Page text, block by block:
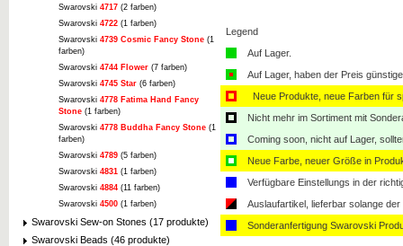
Swarovski 4717 (2 farben)
Swarovski 4722 (1 farben)
Swarovski 4739 Cosmic Fancy Stone (1
farben)
Swarovski 4744 Flower (7 farben)
Swarovski 4745 Star (6 farben)
Swarovski 4778 Fatima Hand Fancy
Stone (1 farben)
Swarovski 4778 Buddha Fancy Stone (1
farben)
Swarovski 4789 (5 farben)
Swarovski 4831 (1 farben)
Swarovski 4884 (11 farben)
Swarovski 4500 (1 farben)
Swarovski Sew-on Stones (17 produkte)
Swarovski Beads (46 produkte)
Legend
Auf Lager.
Auf Lager, haben der Preis
Neue Produkte, neue Farben für
Nicht mehr im Sortiment mit
Coming soon, nicht auf Lager,
Neue Farbe, neuer Größe in
Verfügbare Einstellungs in der
Auslaufartikel, lieferbar solange der
Sonderanfertigung Swarovski